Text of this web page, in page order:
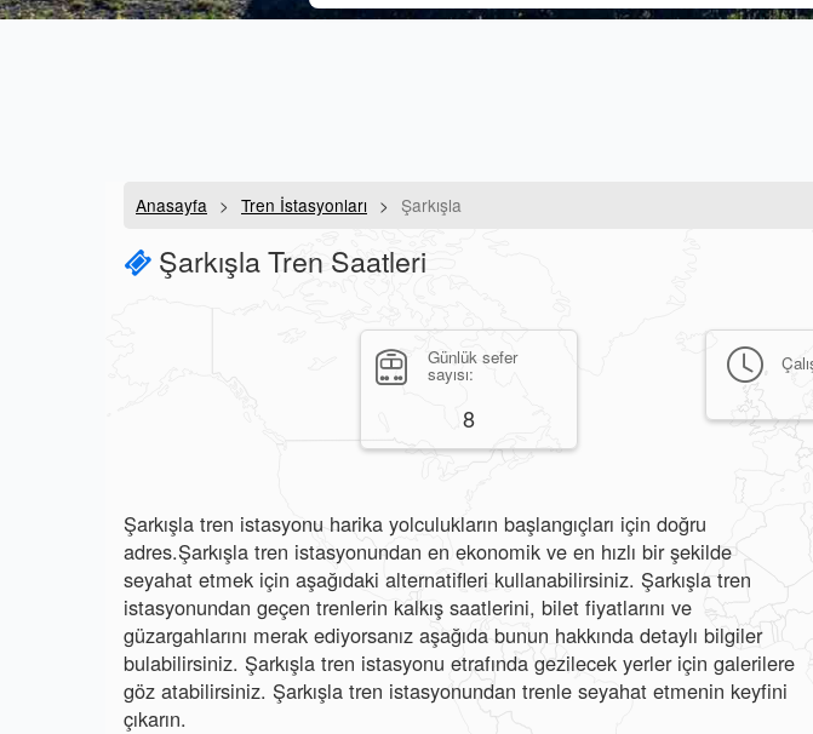
Anasayfa Tren İstasyonları Şarkışla
Şarkışla Tren Saatleri
Günlük sefer
sayısı:
8
Şarkışla tren istasyonu harika yolculukların başlangıçları için doğru
adres.Şarkışla tren istasyonundan en ekonomik ve en hızlı bir şekilde
seyahat etmek için aşağıdaki alternatifleri kullanabilirsiniz. Şarkışla tren
istasyonundan geçen trenlerin kalkış saatlerini, bilet fiyatlarını ve
güzargahlarını merak ediyorsanız aşağıda bunun hakkında detaylı bilgiler
bulabilirsiniz. Şarkışla tren istasyonu etrafında gezilecek yerler için galerilere
göz atabilirsiniz. Şarkışla tren istasyonundan trenle seyahat etmenin keyfini
çıkarın.